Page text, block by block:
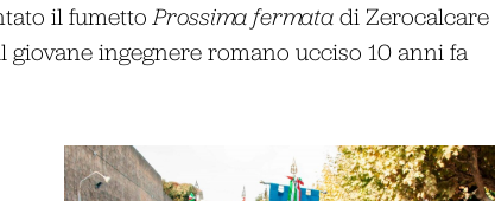
il fumetto Prossima fermatadi Zerocalcare
giovane ingegnere romano ucciso 10 anni fa